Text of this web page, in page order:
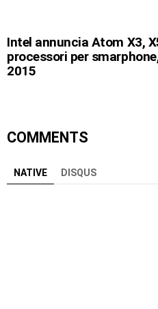
Intel annuncia Atom X3,
processori per
2015
COMMENTS
NATIVE DISQUS